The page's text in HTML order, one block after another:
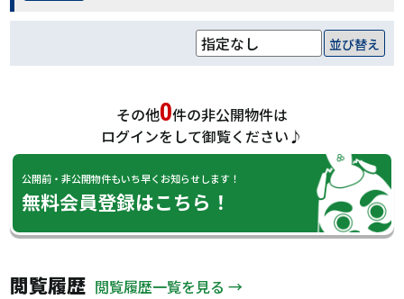
並び替え
その他0件の非公開物件は
ログインをして御覧ください♪
公開前・非公開物件もいち早くお知らせします！
無料会員登録はこちら！
閲覧履歴 閲覧履歴一覧を見る →